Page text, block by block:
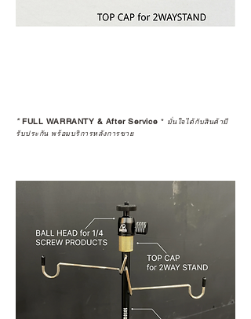
*FULL WARRANTY & After Service * มั่นใจได้กับสินค้ามี
รับประกัน พร้อมบริการหลังการขาย